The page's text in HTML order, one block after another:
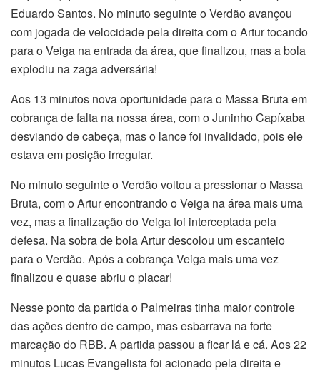
Eduardo Santos. No minuto seguinte o Verdão avançou
com jogada de velocidade pela direita com o Artur tocando
para o Veiga na entrada da área, que finalizou, mas a bola
explodiu na zaga adversária!
Aos 13 minutos nova oportunidade para o Massa Bruta em
cobrança de falta na nossa área, com o Juninho Capíxaba
desviando de cabeça, mas o lance foi invalidado, pois ele
estava em posição irregular.
No minuto seguinte o Verdão voltou a pressionar o Massa
Bruta, com o Artur encontrando o Veiga na área mais uma
vez, mas a finalização do Veiga foi interceptada pela
defesa. Na sobra de bola Artur descolou um escanteio
para o Verdão. Após a cobrança Veiga mais uma vez
finalizou e quase abriu o placar!
Nesse ponto da partida o Palmeiras tinha maior controle
das ações dentro de campo, mas esbarrava na forte
marcação do RBB. A partida passou a ficar lá e cá. Aos 22
minutos Lucas Evangelista foi acionado pela direita e